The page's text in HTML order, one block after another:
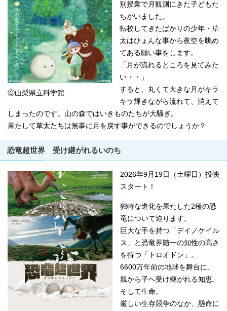
Ⓒ山梨県立科学館
別授業で月観測にきた子どもた
ちがいました。
転校してきたばかりの少年・草
太はひょんな事から夜空を眺め
てある願い事をします。
「月が流れるところを見てみた
い・・」
すると、丸くて大きな月がキラ
キラ輝きながら流れて、消えて
しまったのです。山の森ではいきものたちが大騒ぎ。
果たして草太たちは無事に月を戻す事ができるのでしょうか？
恐竜超世界 受け継がれるいのち
2026年9月19日（土曜日）投映
スタート！
独特な進化を果たした2種の恐
竜について迫ります。
巨大な手を持つ「デイノケイル
ス」と恐竜界随一の知性の高さ
を持つ「トロオドン」。
6600万年前の地球を舞台に、
親から子へ受け継がれる知恵、
そして生命。
厳しい生存競争のなか、懸命に